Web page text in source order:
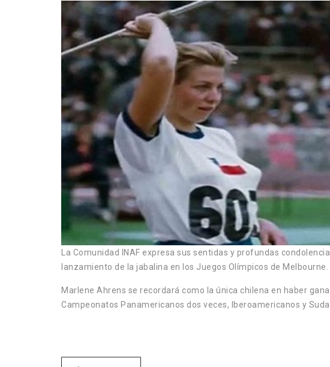
La Comunidad INAF expresa sus sentidas y profundas
lanzamiento de la jabalina en los Juegos Olímpicos de Melbourne.
Marlene Ahrens se recordará como la única chilena en haber
Campeonatos Panamericanos dos veces, Iberoamericanos y